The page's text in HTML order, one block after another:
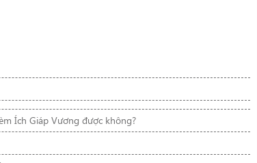
Ích Giáp Vương được không?